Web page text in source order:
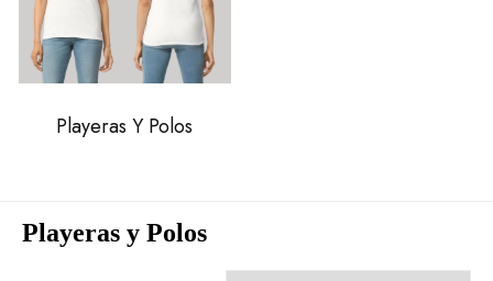
Playeras Y Polos
Playeras y Polos